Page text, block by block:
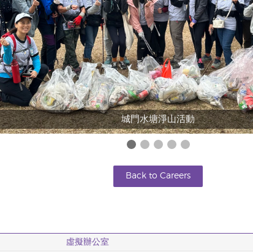
城門水塘淨山活動
Back to Careers
虛擬辦公室